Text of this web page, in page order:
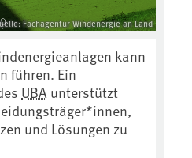
Fachagentur Windenergie an Land
kann
führen. Ein
UBA unterstützt
und Lösungen zu